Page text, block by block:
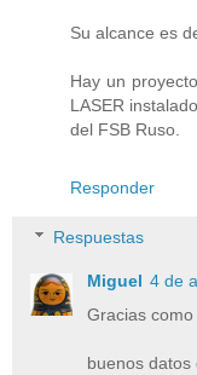
Su alcance es
Hay un
LASER
del FSB Ruso.
Responder
Respuestas
Miguel 4 de
Gracias
buenos datos